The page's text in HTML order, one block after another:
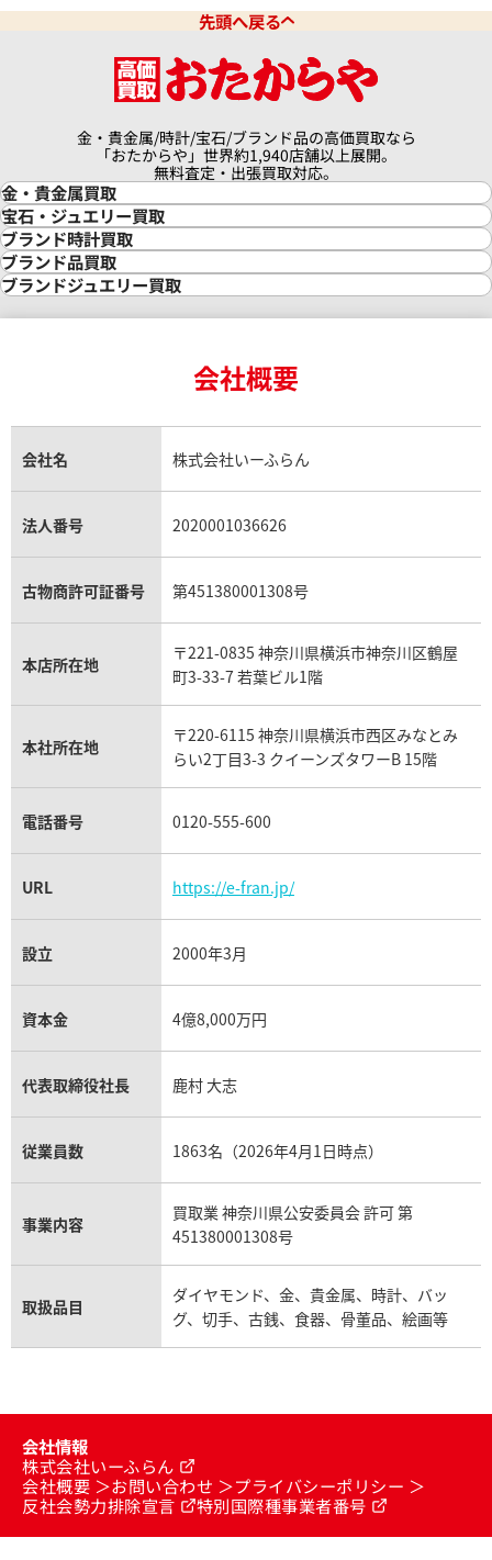
イトジャスト 126331G 10P
インデックス
格
27日時点の参考買取価格で
ロレックス デイトジャスト
3,550,000
※2026年6月時点の参考買取価
先頭へ戻る
金・貴金属/時計/宝石/ブランド品の高価買取なら
「おたからや」世界約1,940店舗以上展開。
無料査定・出張買取対応。
金・貴金属買取
金買取
金の相場価格情報
金の参考買取価格一覧
インゴット買取
インゴットの相場価格情報
24金買取
金貨買取
貴金属買取
銀・シルバー買取
パラジウム買取
宝石・ジュエリー買取
宝石・ジュエリー買取
ダイヤモンド買取
ダイヤモンド・宝石の参考価格一覧
リング・結婚指輪買取
エメラルド買取
トパーズ買取
タンザナイト買取
キャッツアイ買取
アクアマリン買取
ブランド時計買取
時計買取
ロレックス買取
ロレックス デイトナ買取
ロレックス サブマリーナー買取
ロレックス エクスプローラー買取
ロレックス デイトジャスト買取
パテック フィリップノーチラス買取
ヴァシュロン・コンスタンタン買取
オメガ買取
カルティエ買取
フランク ミュラー買取
リシャール・ミル買取
パネライ買取
チューダー（チュードル）買取
ブランド品買取
ブランド買取
シャネル マトラッセ買取
セリーヌ買取
プラダ買取
ブランドジュエリー買取
ヴァンクリーフ＆アーペル買取
ショーメ買取
ダミアーニ買取
モーブッサン買取
会社概要
会社名 株式会社いーふらん
法人番号 2020001036626
古物商許可証番号 第451380001308号
本店所在地
〒221-0835 神奈川県横浜市神奈川区鶴屋
町3-33-7 若葉ビル1階
本社所在地
〒220-6115 神奈川県横浜市西区みなとみ
らい2丁目3-3 クイーンズタワーB 15階
電話番号 0120-555-600
URL https://e-fran.jp/
設立 2000年3月
資本金 4億8,000万円
代表取締役社長 鹿村 大志
従業員数 1863名（2026年4月1日時点）
事業内容
買取業 神奈川県公安委員会 許可 第
451380001308号
取扱品目
ダイヤモンド、金、貴金属、時計、バッ
グ、切手、古銭、食器、骨董品、絵画等
会社情報
株式会社いーふらん
会社概要
お問い合わせ
プライバシーポリシー
反社会勢力排除宣言
特別国際種事業者番号